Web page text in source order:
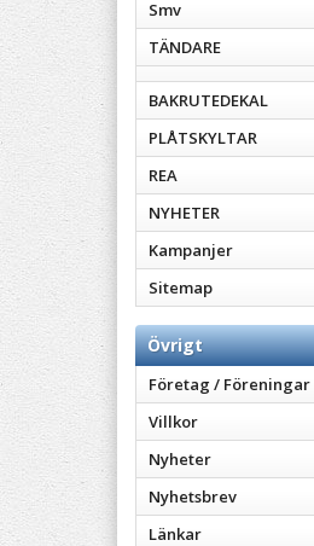
Smv
TÄNDARE
BAKRUTEDEKAL
PLÅTSKYLTAR
REA
NYHETER
Kampanjer
Sitemap
Övrigt
Företag / Föreningar
Villkor
Nyheter
Nyhetsbrev
Länkar